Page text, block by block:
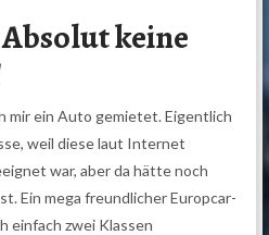
keine
mir ein Auto gemietet. Eigentlich
weil diese laut Internet
war, aber da hätte noch
Ein mega freundlicher Europcar-
einfach zwei Klassen